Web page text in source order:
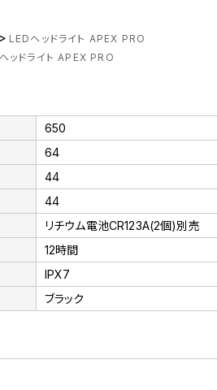
> LEDヘッドライト APEX PRO
ッドライト APEX PRO
650
64
44
44
リチウム電池CR123A(2個)別売
12時間
IPX7
ブラック